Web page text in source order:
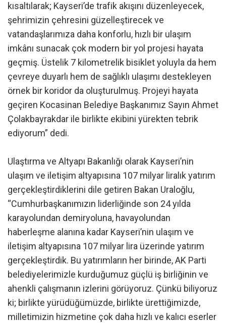
kısaltılarak; Kayseri’de trafik akışını düzenleyecek,
şehrimizin çehresini güzelleştirecek ve
vatandaşlarımıza daha konforlu, hızlı bir ulaşım
imkânı sunacak çok modern bir yol projesi hayata
geçmiş. Üstelik 7 kilometrelik bisiklet yoluyla da hem
çevreye duyarlı hem de sağlıklı ulaşımı destekleyen
örnek bir koridor da oluşturulmuş. Projeyi hayata
geçiren Kocasinan Belediye Başkanımız Sayın Ahmet
Çolakbayrakdar ile birlikte ekibini yürekten tebrik
ediyorum” dedi.
Ulaştırma ve Altyapı Bakanlığı olarak Kayseri’nin
ulaşım ve iletişim altyapısına 107 milyar liralık yatırım
gerçekleştirdiklerini dile getiren Bakan Uraloğlu,
“Cumhurbaşkanımızın liderliğinde son 24 yılda
karayolundan demiryoluna, havayolundan
haberleşme alanına kadar Kayseri’nin ulaşım ve
iletişim altyapısına 107 milyar lira üzerinde yatırım
gerçekleştirdik. Bu yatırımların her birinde, AK Parti
belediyelerimizle kurduğumuz güçlü iş birliğinin ve
ahenkli çalışmanın izlerini görüyoruz. Çünkü biliyoruz
ki; birlikte yürüdüğümüzde, birlikte ürettiğimizde,
milletimizin hizmetine çok daha hızlı ve kalıcı eserler